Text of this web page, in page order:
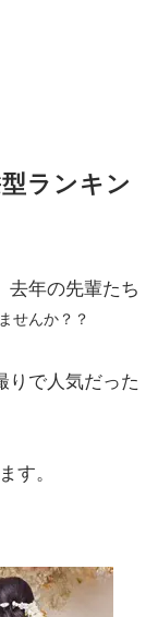
ランキン
去年の先輩たち
せんか？？
りで人気だった
す。